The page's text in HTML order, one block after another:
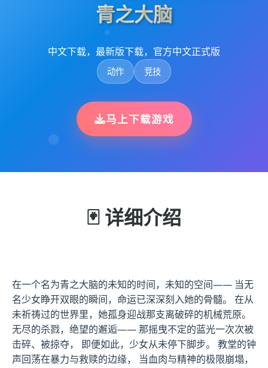
青之大脑
中文下载，最新版下载，官方中文正式版
动作 竞技
马上下载游戏
🃏 详细介绍
在一个名为青之大脑的未知的时间，未知的空间—— 当无
名少女睁开双眼的瞬间，命运已深深刻入她的骨髓。 在从
未祈祷过的世界里，她孤身迎战那支离破碎的机械荒原。
无尽的杀戮，绝望的邂逅—— 那摇曳不定的蓝光一次次被
击碎、被掠夺， 即便如此，少女从未停下脚步。 教堂的钟
声回荡在暴力与救赎的边缘， 当血肉与精神的极限崩塌，